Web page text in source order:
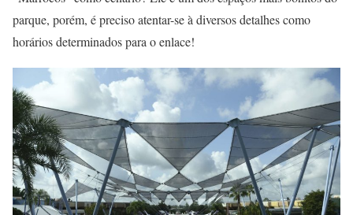
parque, porém, é preciso atentar-se à diversos detalhes como
horários determinados para o enlace!